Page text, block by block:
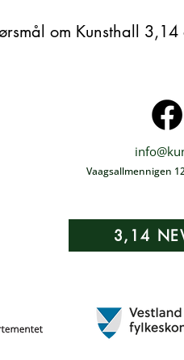
om Kunsthall
Vaagsallmennigen
3,14